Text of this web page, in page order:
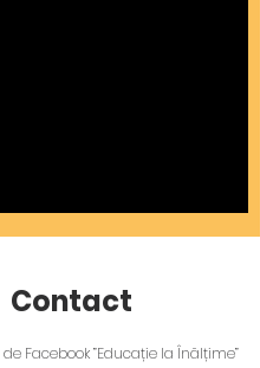
Contact
Facebook ”Educație la Înălțime”